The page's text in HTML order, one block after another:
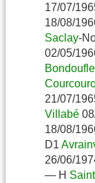
17/07/
18/08/
Saclay-
02/05/
Bondoufle
21/07/
Villabé
18/08/
D1
26/06/
— H